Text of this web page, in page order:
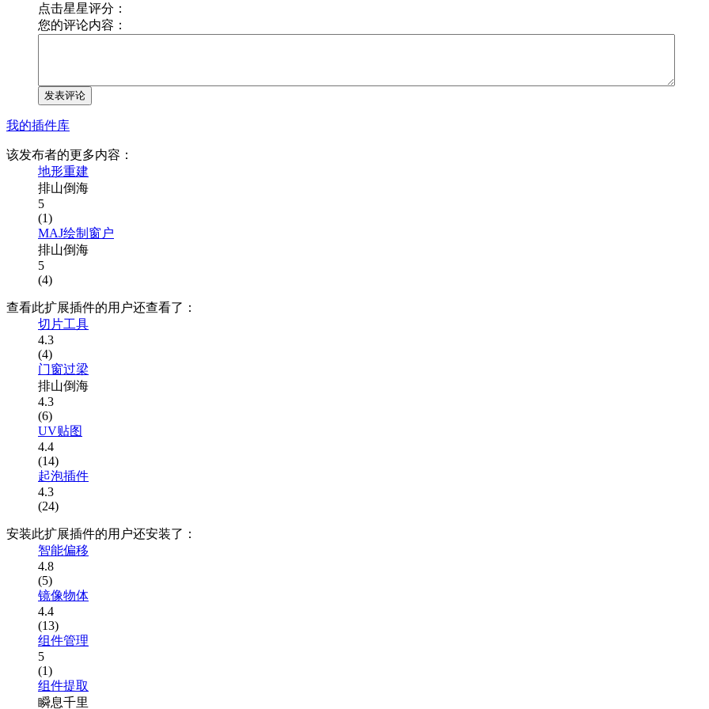
点击星星评分：
您的评论内容：
发表评论
我的插件库
该发布者的更多内容：
地形重建
排山倒海
5
(1)
MAJ绘制窗户
排山倒海
5
(4)
查看此扩展插件的用户还查看了：
切片工具
4.3
(4)
门窗过梁
排山倒海
4.3
(6)
UV贴图
4.4
(14)
起泡插件
4.3
(24)
安装此扩展插件的用户还安装了：
智能偏移
4.8
(5)
镜像物体
4.4
(13)
组件管理
5
(1)
组件提取
瞬息千里